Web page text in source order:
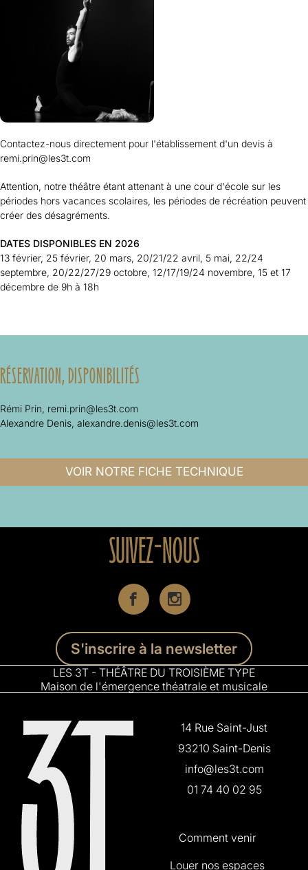
Contactez-nous directement pour l'établissement d'un devis à
remi.prin@les3t.com
Attention, notre théâtre étant attenant à une cour d'école sur les
périodes hors vacances scolaires, les périodes de récréation peuvent
créer des désagréments.
DATES DISPONIBLES EN 2026
13 février, 25 février, 20 mars, 20/21/22 avril, 5 mai, 22/24
septembre, 20/22/27/29 octobre, 12/17/19/24 novembre, 15 et 17
décembre de 9h à 18h
RÉSERVATION, DISPONIBILITÉS
Rémi Prin, remi.prin@les3t.com
Alexandre Denis, alexandre.denis@les3t.com
VOIR NOTRE FICHE TECHNIQUE
SUIVEZ-NOUS
S'inscrire à la newsletter
LES 3T - THÉÂTRE DU TROISIÈME TYPE
Maison de l'émergence théatrale et musicale
14 Rue Saint-Just
93210 Saint-Denis
info@les3t.com
01 74 40 02 95
Comment venir
Louer nos espaces